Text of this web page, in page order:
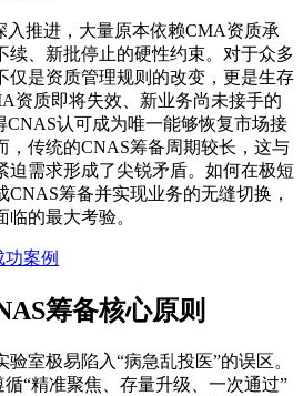
入推进，大量原本依赖CMA资质承
续、新批停止的硬性约束。对于众多
仅是资质管理规则的改变，更是生存
资质即将失效、新业务尚未接手的
CNAS认可成为唯一能够恢复市场接
，传统的CNAS筹备周期较长，这与
迫需求形成了尖锐矛盾。如何在极短
筹备并实现业务的无缝切换，
的最大考验。
案例
筹备核心原则
室极易陷入“病急乱投医”的误区。
“精准聚焦、存量升级、一次通过”